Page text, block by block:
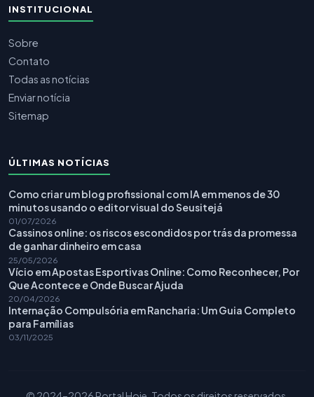
INSTITUCIONAL
Sobre
Contato
Todas as notícias
Enviar notícia
Sitemap
ÚLTIMAS NOTÍCIAS
Como criar um blog profissional com IA em menos de 30
minutos usando o editor visual do Seusitejá
01/07/2026
Cassinos online: os riscos escondidos por trás da promessa
de ganhar dinheiro em casa
25/05/2026
Vício em Apostas Esportivas Online: Como Reconhecer, Por
Que Acontece e Onde Buscar Ajuda
20/04/2026
Internação Compulsória em Rancharia: Um Guia Completo
para Famílias
03/11/2025